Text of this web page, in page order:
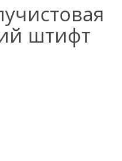
штифт